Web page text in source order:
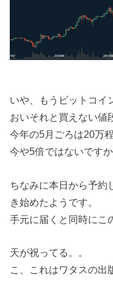
いや、もうビットコイ
おいそれと買えない値
今年の5月ごろは20万
今や5倍ではないですか
ちなみに本日から予約
き始めたようです。
手元に届くと同時にこ
天が祝ってる。。
こ、これはワタスの出